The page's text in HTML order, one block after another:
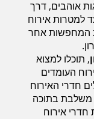
אוהבים, דרך
למטרות אירוח
המחפשות אחר
, תוכלו למצוא
העומדים
חדרי האירוח
משלבת בתוכה
חדרי אירוח